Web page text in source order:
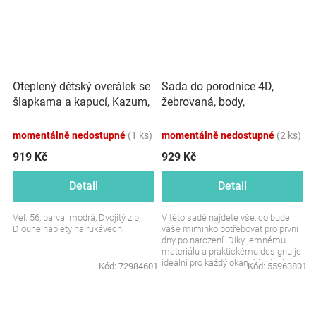
Oteplený dětský overálek se
šlapkama a kapucí, Kazum,
momentálně nedostupné (1 ks)
919 Kč
Detail
Vel. 56, barva: modrá, Dvojitý zip,
Dlouhé náplety na rukávech
Kód: 72984601
Sada do porodnice 4D,
žebrovaná, body,
čepička, béžová
momentálně nedostupné (2 ks)
929 Kč
Detail
V této sadě najdete vše, co bude
vaše miminko potřebovat pro první
dny po narození. Díky jemnému
materiálu a praktickému designu je
ideální pro každý okamžik, který
Kód: 55963801